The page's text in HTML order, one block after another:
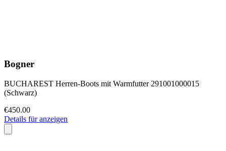
Bogner
BUCHAREST Herren-Boots mit Warmfutter 291001000015
(Schwarz)
€450.00
Details für anzeigen